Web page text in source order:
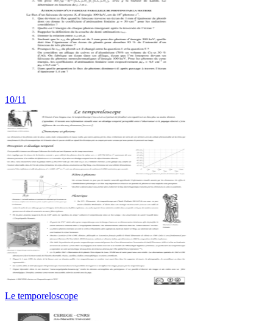
10/11
Le temporeloscope